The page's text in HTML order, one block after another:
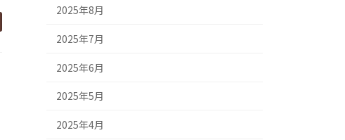
2025年8月
2025年7月
2025年6月
2025年5月
2025年4月